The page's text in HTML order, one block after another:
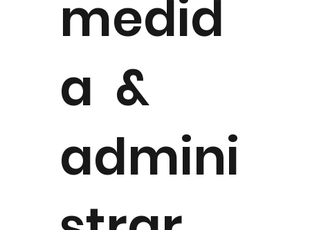
medid
a &
admini